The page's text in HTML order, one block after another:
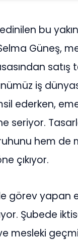
bu
Güneş,
iş
ederken,
seriyor.
hem de
çıkıyor.
görev yapan
Şubede
mesleki